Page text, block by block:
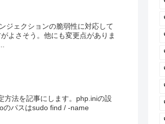
ジェクションの脆弱性に対応して
よさそう。他にも変更点がありま
方法を記事にします。php.iniの設
のパスはsudo find / -name